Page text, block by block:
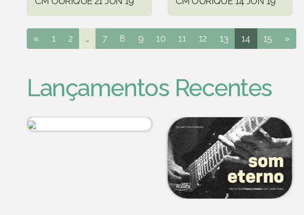
« 1 2 ... 7 8 9 10 11 12 13 14 15 »
Lançamentos Recentes